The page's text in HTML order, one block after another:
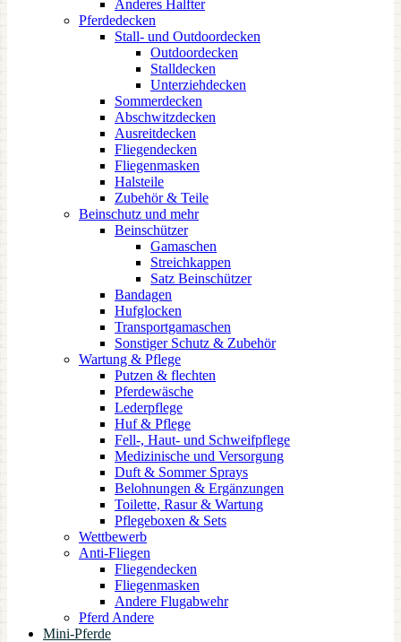
Anderes Halfter
Pferdedecken
Stall- und Outdoordecken
Outdoordecken
Stalldecken
Unterziehdecken
Sommerdecken
Abschwitzdecken
Ausreitdecken
Fliegendecken
Fliegenmasken
Halsteile
Zubehör & Teile
Beinschutz und mehr
Beinschützer
Gamaschen
Streichkappen
Satz Beinschützer
Bandagen
Hufglocken
Transportgamaschen
Sonstiger Schutz & Zubehör
Wartung & Pflege
Putzen & flechten
Pferdewäsche
Lederpflege
Huf & Pflege
Fell-, Haut- und Schweifpflege
Medizinische und Versorgung
Duft & Sommer Sprays
Belohnungen & Ergänzungen
Toilette, Rasur & Wartung
Pflegeboxen & Sets
Wettbewerb
Anti-Fliegen
Fliegendecken
Fliegenmasken
Andere Flugabwehr
Pferd Andere
Mini-Pferde